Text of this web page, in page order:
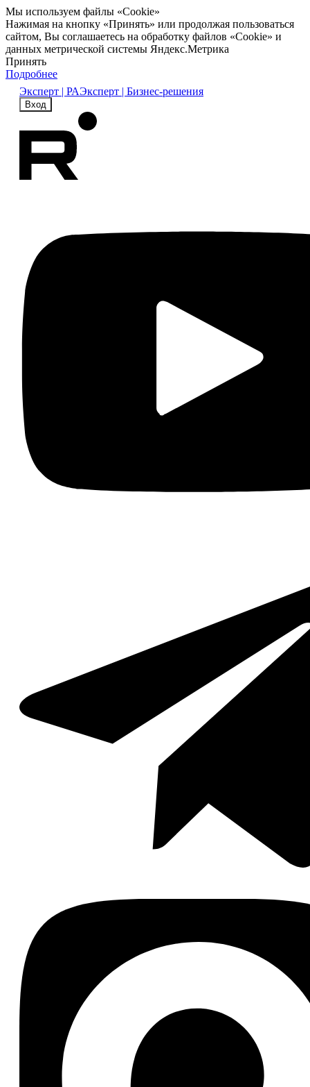
Мы используем файлы «Cookie»
Нажимая на кнопку «Принять» или продолжая пользоваться
сайтом, Вы соглашаетесь на обработку файлов «Cookie» и
данных метрической системы Яндекс.Метрика
Принять
Подробнее
Эксперт | РАЭксперт | Бизнес-решения
Вход